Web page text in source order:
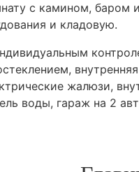
с камином, баром
и кладовую.
жалюзи,
воды, гараж на 2